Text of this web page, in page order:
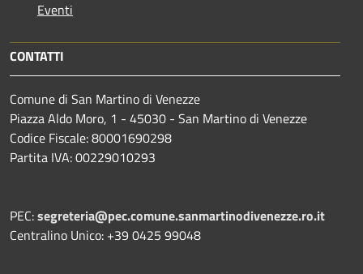
Eventi
CONTATTI
Comune di San Martino di Venezze
Piazza Aldo Moro, 1 - 45030 - San Martino di Venezze
Codice Fiscale: 80001690298
Partita IVA: 00229010293
PEC:segreteria@pec.comune.sanmartinodivenezze.ro.it
Centralino Unico: +39 0425 99048